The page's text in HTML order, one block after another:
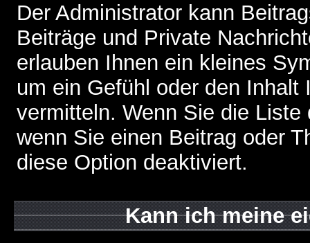
Der Administrator kann
Beiträge und Private
erlauben Ihnen ein kleines
um ein Gefühl oder den
vermitteln. Wenn Sie die
wenn Sie einen Beitrag oder
diese Option deaktiviert.
Kann ich meine